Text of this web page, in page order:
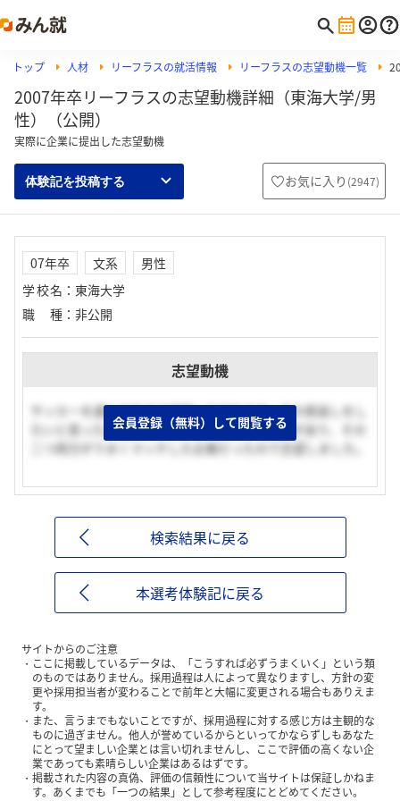
トップ 人材 リーフラスの就活情報 リーフラスの志望動機一覧
2007年卒リーフラスの志望動機詳細（東海大学/男
性）（公開）
実際に企業に提出した志望動機
体験記を投稿する お気に入り (2947)
07年卒 文系
男性
学校名 ： 東海大学
職種 ： 非公開
志望動機
サッカーを通じて今まで成長してきたので、その恩返しをし
たいと思った。教育ということにもとても関心があり、その
二つ両方がうまくマッチした企業だったので志望しました。
会員登録（無料）して閲覧する
検索結果に戻る
本選考体験記に戻る
サイトからのご注意
ここに掲載しているデータは、「こうすれば必ずうまくいく」という類
のものではありません。採用過程は人によって異なりますし、方針の変
更や採用担当者が変わることで前年と大幅に変更される場合もありえま
す。
また、言うまでもないことですが、採用過程に対する感じ方は主観的な
ものに過ぎません。他人が誉めているからといってかならずしもあなた
にとって望ましい企業とは言い切れませんし、ここで評価の高くない企
業であっても素晴らしい企業はあるはずです。
掲載された内容の真偽、評価の信頼性について当サイトは保証しかねま
す。あくまでも「一つの結果」として参考程度にとどめてください。